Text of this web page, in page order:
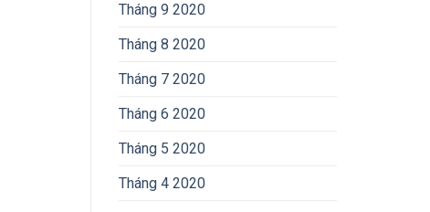
Tháng 9 2020
Tháng 8 2020
Tháng 7 2020
Tháng 6 2020
Tháng 5 2020
Tháng 4 2020